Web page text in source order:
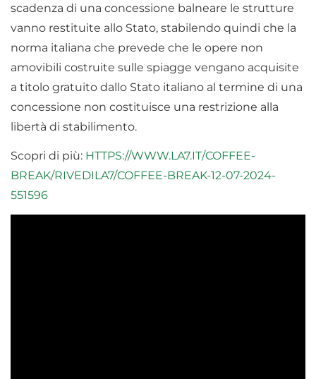
scadenza di una concessione balneare le strutture
vanno restituite allo Stato, stabilendo quindi che la
norma italiana che prevede che le opere non
amovibili costruite sulle spiagge vengano acquisite
a titolo gratuito dallo Stato italiano al termine di una
concessione non costituisce una restrizione alla
libertà di stabilimento.
Scopri di più: HTTPS://WWW.LA7.IT/COFFEE-
BREAK/RIVEDILA7/COFFEE-BREAK-12-07-2024-
551596